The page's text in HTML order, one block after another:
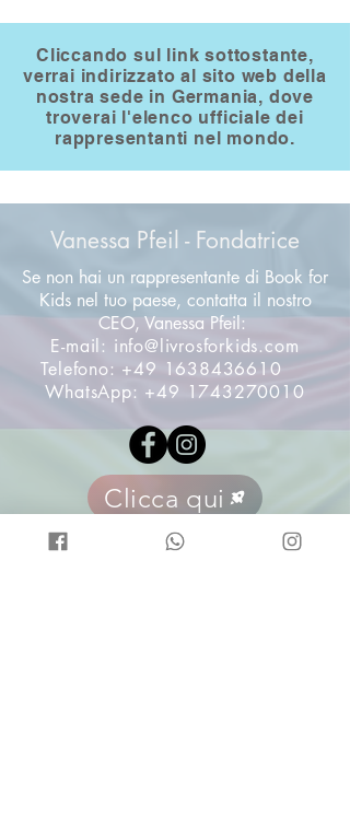
Cliccando sul link sottostante,
verrai indirizzato al sito web della
nostra sede in Germania, dove
troverai l'elenco ufficiale dei
rappresentanti nel mondo.
Vanessa Pfeil - Fondatrice
Se non hai un rappresentante di Book for
Kids nel tuo paese, contatta il nostro
CEO, Vanessa Pfeil:
E-mail: info@livrosforkids.com
Telefono: +49 1638436610
WhatsApp: +49 1743270010
Clicca qui